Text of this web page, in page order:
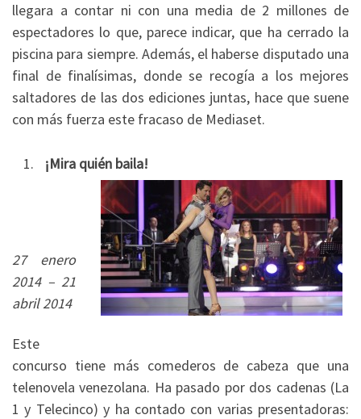
llegara a contar ni con una media de 2 millones de
espectadores lo que, parece indicar, que ha cerrado la
piscina para siempre. Además, el haberse disputado una
final de finalísimas, donde se recogía a los mejores
saltadores de las dos ediciones juntas, hace que suene
con más fuerza este fracaso de Mediaset.
¡Mira quién baila!
27 enero
2014 – 21
abril 2014
Este
concurso tiene más comederos de cabeza que una
telenovela venezolana. Ha pasado por dos cadenas (La
1 y Telecinco) y ha contado con varias presentadoras: